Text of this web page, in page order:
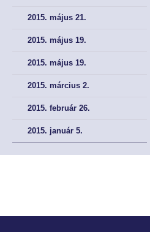
2015. május 21.
2015. május 19.
2015. május 19.
2015. március 2.
2015. február 26.
2015. január 5.